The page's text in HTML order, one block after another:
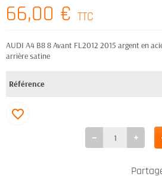
66,00 € TTC
AUDI A4 B8 8 Avant FL2012 2015 argent en
arrière satine
Référence
favorite_border